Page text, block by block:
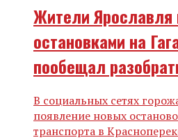
Жители
остановками на
пообещал
В социальных сетях
появление новых
транспорта в